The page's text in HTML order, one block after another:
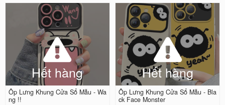
Hết hàng
Ốp Lưng Khung Cửa Sổ Mẫu - Wa
ng !!
Hết hàng
Ốp Lưng Khung Cửa Sổ Mẫu - Bla
ck Face Monster